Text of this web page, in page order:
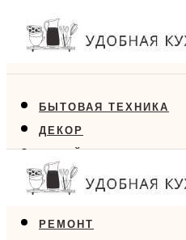
БЫТОВАЯ ТЕХНИКА
ДЕКОР
ДИЗАЙН
ЕДА
РЕМОНТ